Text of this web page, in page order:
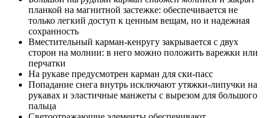
планкой на магнитной застежке: обеспечивается не
только легкий доступ к ценным вещам, но и надежная
сохранность
Вместительный карман-кенругу закрывается с двух
сторон на молнии: в него можно положить варежки или
перчатки
На рукаве предусмотрен карман для ски-пасс
Попадание снега внутрь исключают утяжки-липучки на
рукавах и эластичные манжеты с вырезом для большого
пальца